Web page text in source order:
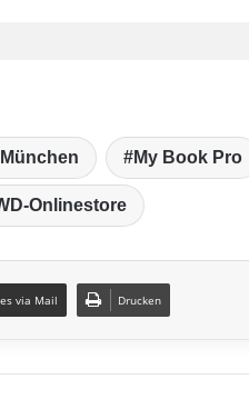
München My Book Pro
Onlinestore
via Mail Drucken